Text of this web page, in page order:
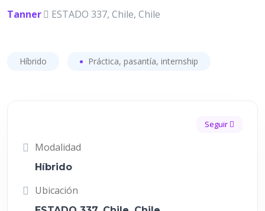
Tanner ESTADO 337, Chile, Chile
Híbrido Práctica, pasantía, internship
Seguir
Modalidad
Híbrido
Ubicación